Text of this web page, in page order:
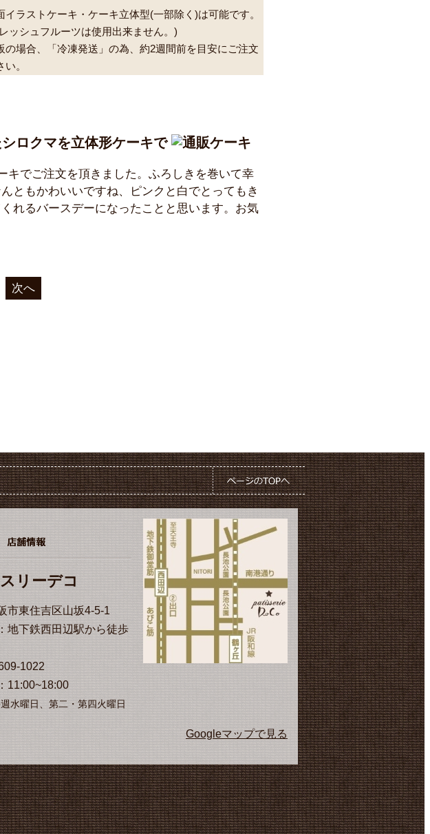
イラストケーキ・ケーキ立体型(一部除く)は可能です。
ッシュフルーツは使用出来ません。)
の場合、「冷凍発送」の為、約2週間前を目安にご注文
い。
ロクマを立体形ケーキで
キでご注文を頂きました。ふろしきを巻いて幸
ともかわいいですね、ピンクと白でとってもき
れるバースデーになったことと思います。お気
次へ
リーデコ
市東住吉区山坂4-5-1
地下鉄西田辺駅から徒歩
1022
11:00~18:00
水曜日、第二・第四火曜日
Googleマップで見る